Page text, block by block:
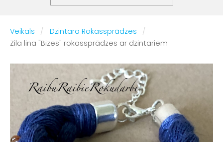
Veikals
Dzintara Rokassprādzes
Zila lina "Bizes" rokassprādzes ar dzintariem